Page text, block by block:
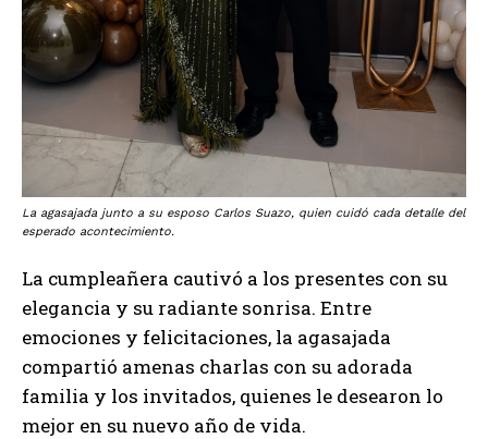
La agasajada junto a su esposo Carlos Suazo, quien cuidó cada detalle del
esperado acontecimiento.
La cumpleañera cautivó a los presentes con su
elegancia y su radiante sonrisa. Entre
emociones y felicitaciones, la agasajada
compartió amenas charlas con su adorada
familia y los invitados, quienes le desearon lo
mejor en su nuevo año de vida.